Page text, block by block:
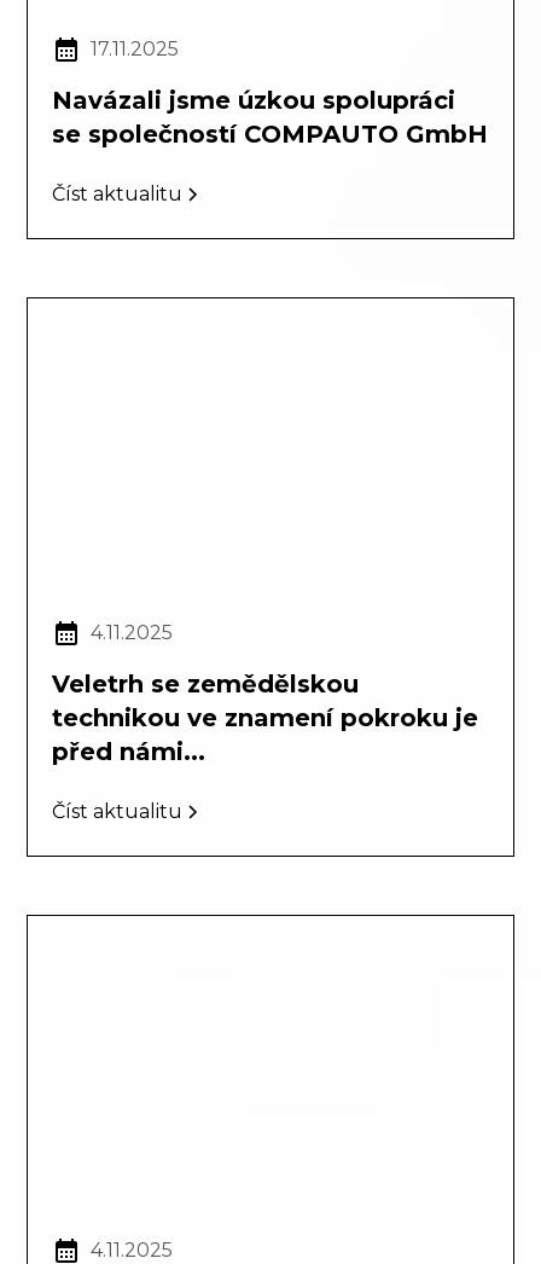
17.11.2025
Navázali jsme úzkou spolupráci
se společností COMPAUTO GmbH
Číst aktualitu
4.11.2025
Veletrh se zemědělskou
technikou ve znamení pokroku je
před námi...
Číst aktualitu
4.11.2025